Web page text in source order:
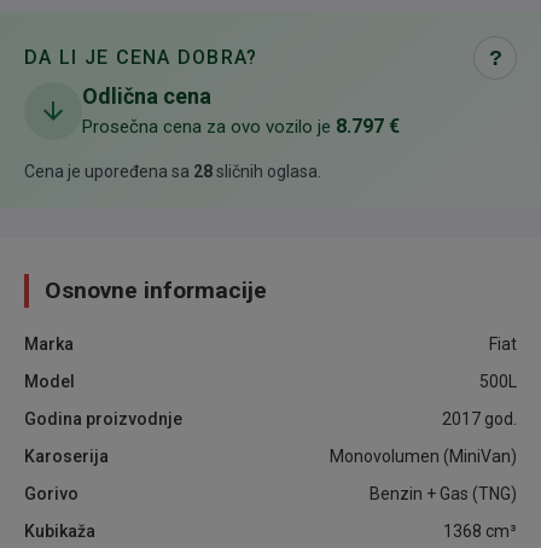
DA LI JE CENA DOBRA? ?
Odlična cena
Prosečna cena za ovo vozilo je 8.797 €
Cena je upoređena sa 28sličnih oglasa
Osnovne informacije
Marka
Fiat
Model
500L
Godina proizvodnje
2017 god.
Karoserija
Monovolumen (MiniVan)
Gorivo
Benzin + Gas (TNG)
Kubikaža
1368 cm³